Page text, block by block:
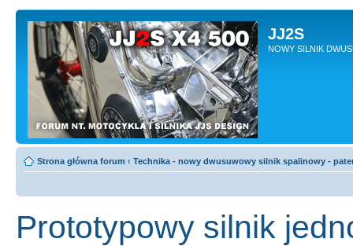
JJ2S
NOWY SILNIK
Strona główna forum ‹ Technika - nowy dwusuwowy silnik spalinowy -
Prototypowy silnik